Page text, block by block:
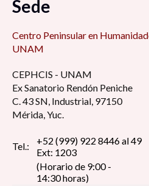
Sede
Centro Peninsular en
UNAM
CEPHCIS - UNAM
Ex Sanatorio Rendón Peniche
C. 43 SN, Industrial, 97150
Mérida, Yuc.
Tel.:
+52 (999) 922 8446 al 49
Ext: 1203
(Horario de 9:00 -
14:30 horas)